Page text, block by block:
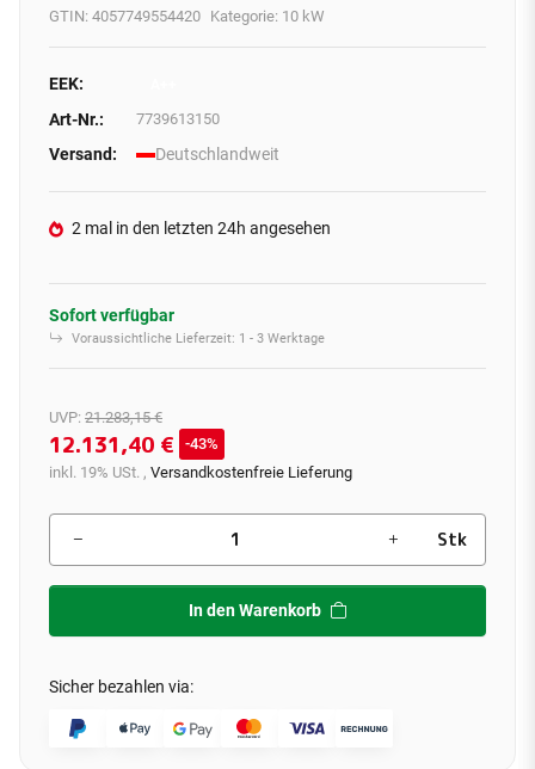
GTIN: 4057749554420 Kategorie: 10 kW
EEK:
Art-Nr.: 7739613150
Versand: Deutschlandweit
2 mal in den letzten 24h angesehen
Sofort verfügbar
Voraussichtliche Lieferzeit: 1 - 3 Werktage
UVP: 21.283,15 €
12.131,40 €
43%
inkl. 19% USt. , Versandkostenfreie Lieferung
Stk
In den Warenkorb
Sicher bezahlen via: